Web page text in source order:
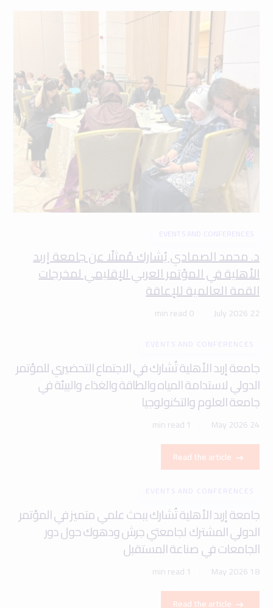
EVENTS AND CONFERENCES
د. محمد الصمادي يُشارك مُمثلًا عن جامعة إربد
الأهلية في المؤتمر العربي الإقليمي لمخرجات
القمة العالمية للإعاقة
22 July 2026
0 min read
EVENTS AND CONFERENCES
جامعة إربد الأهلية تُشارك في الاجتماع التحضيري للمؤتمر
الدولي لاستدامة المياه والطاقة والغذاء والبيئة في
جامعة العلوم والتكنولوجيا
24 May 2026
1 min read
Read the article
EVENTS AND CONFERENCES
جامعة إربد الأهلية تُشارك ببحث علمي متميز في المؤتمر
الدولي المشترك لجامعتي جرش ودهوك حول دور
الجامعات في صناعة المستقبل
18 May 2026
1 min read
Read the article